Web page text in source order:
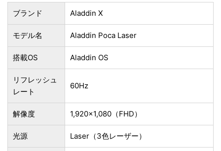
ブランド Aladdin X
モデル名 Aladdin Poca Laser
搭載OS Aladdin OS
リフレッシュ
レート
60Hz
解像度 1,920×1,080（FHD）
光源 Laser（3色レーザー）